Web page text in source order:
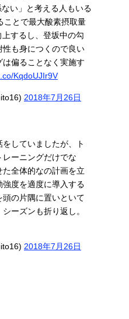
い」と考える人もいる
ことで最大酸素摂取量
するし、登坂中の勾
も身につくので良い
偏ることなく実施す
KqdoUJIr9V
2018年7月26日
していましたが、ト
ーニングだけでな
た全体的なの計画を立
度を適度に導入する
の片隅に置いといて
ーズンも折り返し。
2018年7月26日